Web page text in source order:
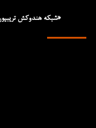
«شبکه هند‌و‌کش تریبیون | خبرهایی از حاشیه، داستان‌هایی از سرچشمه»